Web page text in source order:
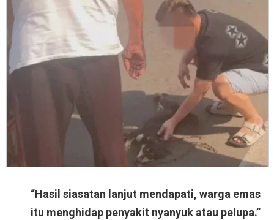
“Hasil siasatan lanjut mendapati, warga emas
itu menghidap penyakit nyanyuk atau pelupa.”